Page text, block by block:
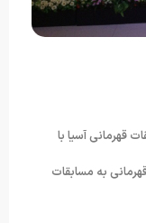
قهرمانی آسیا با
قهرمانی به مسابقات